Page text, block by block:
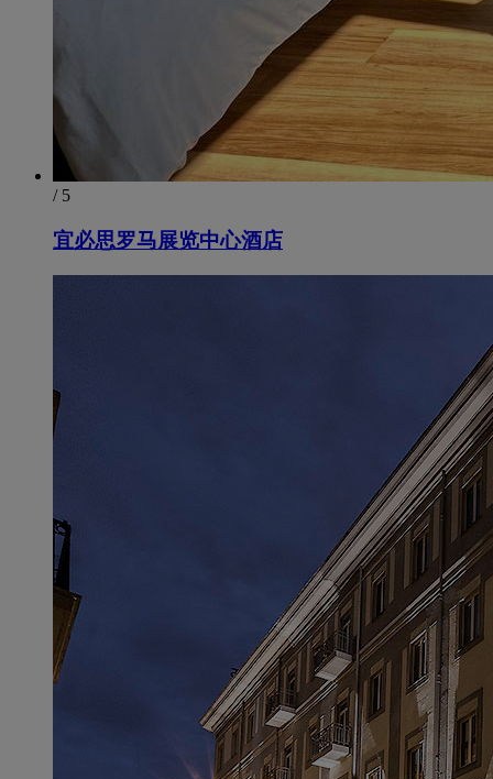
/ 5
宜必思罗马展览中心酒店